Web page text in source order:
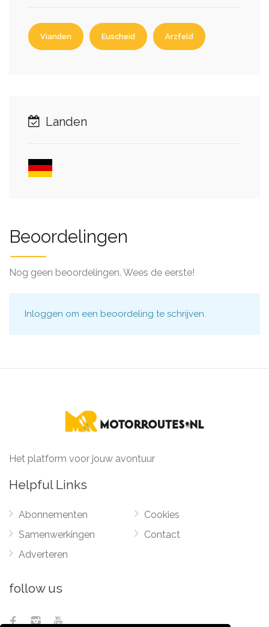
Vianden Euscheid Arzfeld
Landen
Beoordelingen
Nog geen beoordelingen. Wees de eerste!
Inloggen om een beoordeling te schrijven.
Het platform voor jouw avontuur
Helpful Links
Abonnementen
Samenwerkingen
Adverteren
Cookies
Contact
follow us